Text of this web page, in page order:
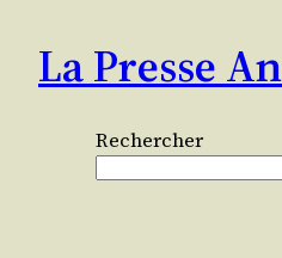
contenu
La Presse
Rechercher